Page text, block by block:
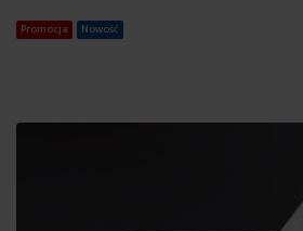
Promocja Nowość